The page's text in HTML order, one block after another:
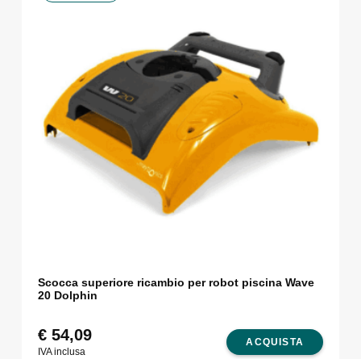
Scocca superiore ricambio per robot piscina Wave
20 Dolphin
ACQUISTA
€54,09
IVA inclusa